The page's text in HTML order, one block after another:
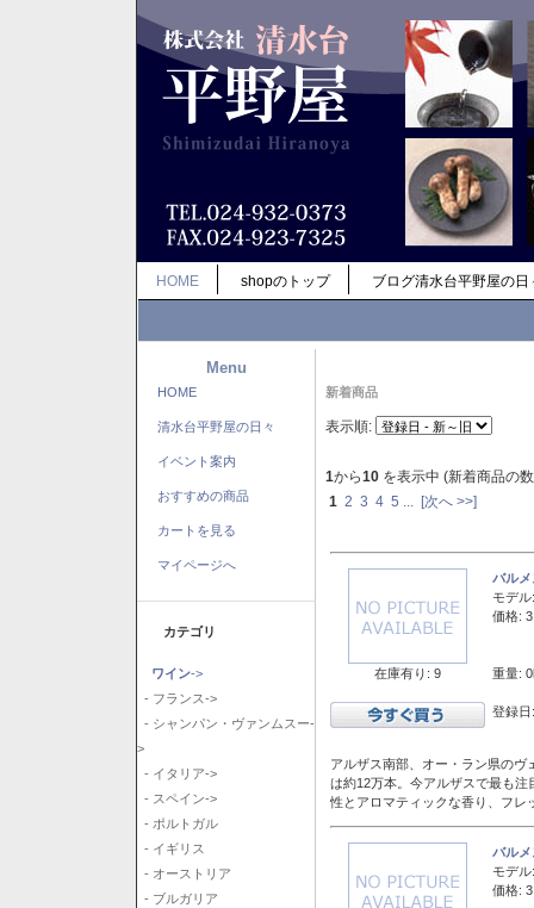
HOME shopのトップ ブログ清水台平野屋の日
Menu
HOME
清水台平野屋の日々
イベント案内
おすすめの商品
カートを見る
マイページへ
カテゴリ
ワイン->
- フランス->
- シャンパン・ヴァンムスー-
>
- イタリア->
- スペイン->
- ポルトガル
- イギリス
- オーストリア
- ブルガリア
新着商品
表示順:
1から10 を表示中 (新着商品の
1 2 3 4 5 [次へ >>]
在庫有り: 9
バル
モデル:
価格:
重量:
登録
アルザス南部、オー・ラン県の
は約12万本。今アルザスで最も
性とアロマティックな香り、フレ
バル
モデル:
価格: